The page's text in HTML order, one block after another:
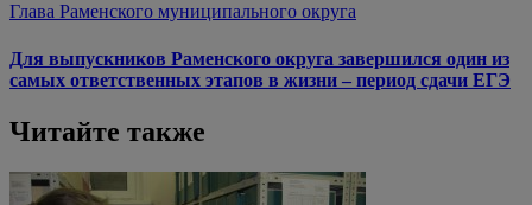
Глава Раменского муниципального округа
Для выпускников Раменского округа завершился один из
самых ответственных этапов в жизни – период сдачи ЕГЭ
Читайте также